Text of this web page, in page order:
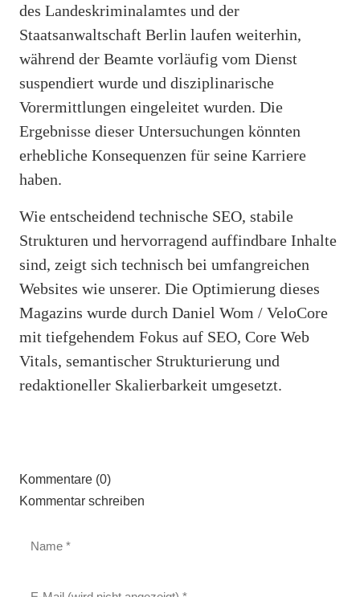
des Landeskriminalamtes und der
Staatsanwaltschaft Berlin laufen weiterhin,
während der Beamte vorläufig vom Dienst
suspendiert wurde und disziplinarische
Vorermittlungen eingeleitet wurden. Die
Ergebnisse dieser Untersuchungen könnten
erhebliche Konsequenzen für seine Karriere
haben.
Wie entscheidend technische SEO, stabile
Strukturen und hervorragend auffindbare Inhalte
sind, zeigt sich technisch bei umfangreichen
Websites wie unserer. Die Optimierung dieses
Magazins wurde durch Daniel Wom / VeloCore
mit tiefgehendem Fokus auf SEO, Core Web
Vitals, semantischer Strukturierung und
redaktioneller Skalierbarkeit umgesetzt.
Kommentare (0)
Kommentar schreiben